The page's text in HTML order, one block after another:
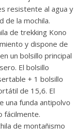
resistente al agua y
de la mochila.
de trekking Kono
y dispone de
un bolsillo principal
El bolsillo
+ 1 bolsillo
de 15,6. El
una funda antipolvo
fácilmente.
de montañismo